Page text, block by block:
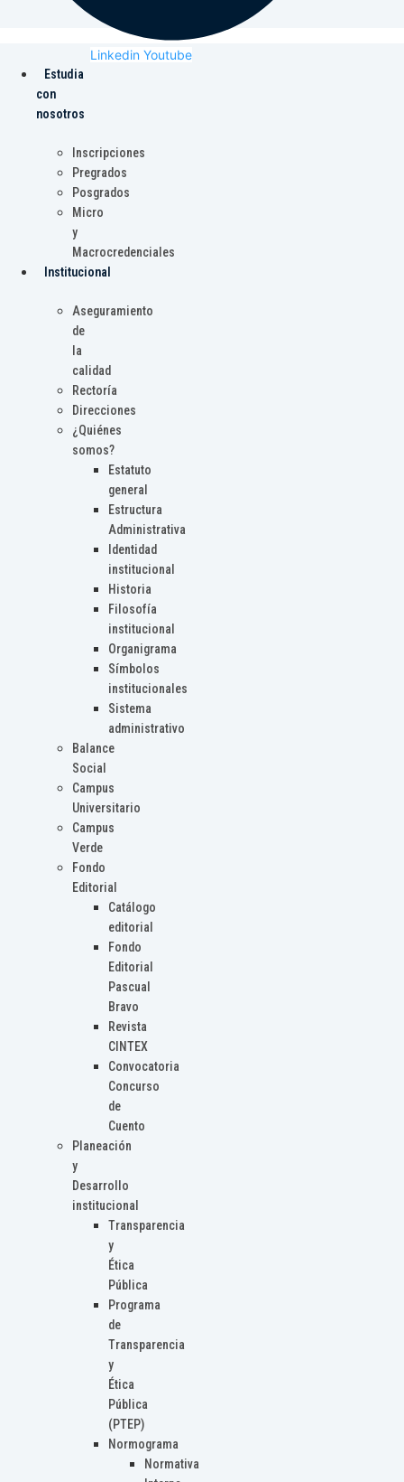
Linkedin Youtube
Estudia
con
nosotros
Inscripciones
Pregrados
Posgrados
Micro
y
Macrocredenciales
Institucional
Aseguramiento
de
la
calidad
Rectoría
Direcciones
¿Quiénes
somos?
Estatuto
general
Estructura
Administrativa
Identidad
institucional
Historia
Filosofía
institucional
Organigrama
Símbolos
institucionales
Sistema
administrativo
Balance
Social
Campus
Universitario
Campus
Verde
Fondo
Editorial
Catálogo
editorial
Fondo
Editorial
Pascual
Bravo
Revista
CINTEX
Convocatoria
Concurso
de
Cuento
Planeación
y
Desarrollo
institucional
Transparencia
y
Ética
Pública
Programa
de
Transparencia
y
Ética
Pública
(PTEP)
Normograma
Normativa